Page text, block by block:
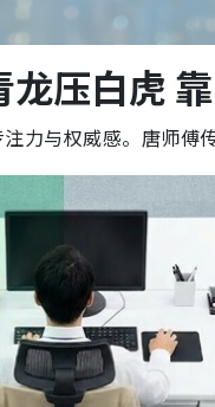
压白虎
力与权威感。唐师